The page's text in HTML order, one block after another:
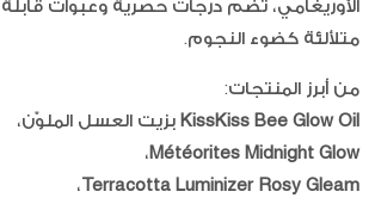
الأوريغامي، تضم درجات حصرية وعبوات قابلة
متلألئة كضوء النجوم.
من أبرز المنتجات:
KissKiss Bee Glow Oil بزيت العسل الملوّن،
Météorites Midnight Glow،
Terracotta Luminizer Rosy Gleam،